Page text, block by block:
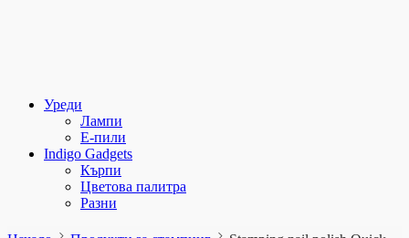
Уреди
Лампи
E-пили
Indigo Gadgets
Кърпи
Цветова палитра
Разни